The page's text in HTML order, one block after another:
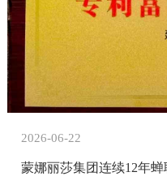
2026-06-22
蒙娜丽莎集团连续12年